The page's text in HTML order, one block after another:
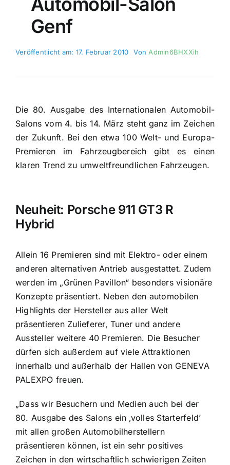
Genf
Veröffentlicht am: 17. Februar 2010 Von Admin6BHXXih
Die 80. Ausgabe des Internationalen Automobil-
Salons vom 4. bis 14. März steht ganz im Zeichen
der Zukunft. Bei den etwa 100 Welt- und Europa-
Premieren im Fahrzeugbereich gibt es einen
klaren Trend zu umweltfreundlichen Fahrzeugen.
Neuheit: Porsche 911 GT3 R
Hybrid
Allein 16 Premieren sind mit Elektro- oder einem
anderen alternativen Antrieb ausgestattet. Zudem
werden im „Grünen Pavillon“ besonders visionäre
Konzepte präsentiert. Neben den automobilen
Highlights der Hersteller aus aller Welt
präsentieren Zulieferer, Tuner und andere
Aussteller weitere 40 Premieren. Die Besucher
dürfen sich außerdem auf viele Attraktionen
innerhalb und außerhalb der Hallen von GENEVA
PALEXPO freuen.
„Dass wir Besuchern und Medien auch bei der
80. Ausgabe des Salons ein ‚volles Starterfeld’
mit allen großen Automobilherstellern
präsentieren können, ist ein sehr positives
Zeichen in den wirtschaftlich schwierigen Zeiten